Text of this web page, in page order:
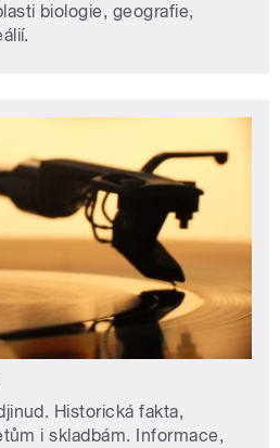
biologie, geografie,
Historická fakta,
i skladbám. Informace,